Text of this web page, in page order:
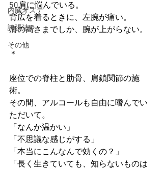
内臓オステ
誇張法Φ
その他
50肩に悩んでいる。
背広を着るときに、左腕が痛い。
肩の高さまでしか、腕が上がらない。
＊
座位での脊柱と肋骨、肩鎖関節の施
術。
その間、アルコールも自由に嗜んでい
ただいて。
「なんか温かい」
「不思議な感じがする」
「本当にこんなんで効くの？」
「長く生きていても、知らないものは